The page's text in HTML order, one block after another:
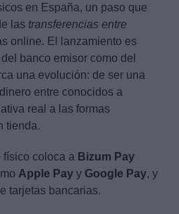
en España, un paso que
las transferencias entre
online. El lanzamiento es
banco emisor como del
una evolución: de ser una
entre conocidos a
real a las formas
tienda.
físico coloca a Bizum Pay
Apple Pay y Google Pay, y
tarjetas bancarias.